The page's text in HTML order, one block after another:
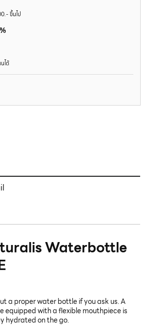
ขึ้นไป
ได้
Waterbottle
a proper water bottle if you ask us. A
equipped with a flexible mouthpiece is
hydrated on the go.